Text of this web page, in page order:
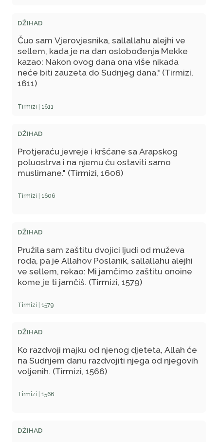
DŽIHAD
Čuo sam Vjerovjesnika, sallallahu alejhi ve
sellem, kada je na dan oslobođenja Mekke
kazao: Nakon ovog dana ona više nikada
neće biti zauzeta do Sudnjeg dana." (Tirmizi,
1611)
Tirmizi | 1611
DŽIHAD
Protjeraću jevreje i kršćane sa Arapskog
poluostrva i na njemu ću ostaviti samo
muslimane." (Tirmizi, 1606)
Tirmizi | 1606
DŽIHAD
Pružila sam zaštitu dvojici Ijudi od muževa
roda, pa je Allahov Poslanik, sallallahu alejhi
ve sellem, rekao: Mi jamčimo zaštitu onoine
kome je ti jamčiš. (Tirmizi, 1579)
Tirmizi | 1579
DŽIHAD
Ko razdvoji majku od njenog djeteta, Allah će
па Sudnjem danu razdvojiti njega od njegovih
voljenih. (Tirmizi, 1566)
Tirmizi | 1566
DŽIHAD